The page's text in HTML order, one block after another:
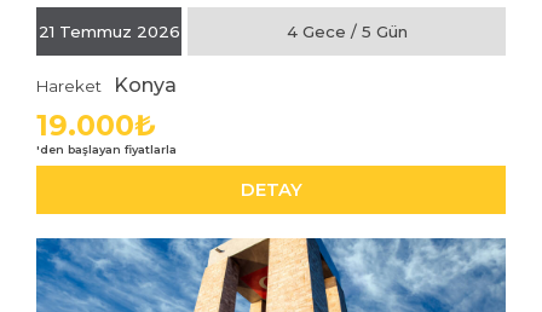
İNCELE
21 Temmuz 2026 4 Gece / 5 Gün
Hareket Konya
19.000₺
DETAY